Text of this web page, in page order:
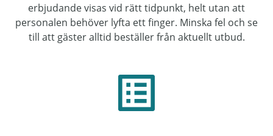
erbjudande visas vid rätt tidpunkt, helt utan att
personalen behöver lyfta ett finger. Minska fel och se
till att gäster alltid beställer från aktuellt utbud.